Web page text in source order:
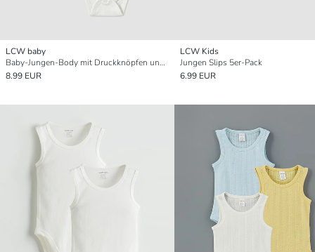
LCW baby
Baby-Jungen-Body mit Druckknöpfen und Rundhalsausschnitt, 3er-Pack
8.99 EUR
LCW Kids
Jungen Slips 5er-Pack
6.99 EUR